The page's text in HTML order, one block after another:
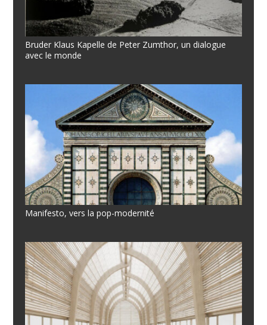
Bruder Klaus Kapelle de Peter Zumthor, un dialogue
avec le monde
Manifesto, vers la pop-modernité